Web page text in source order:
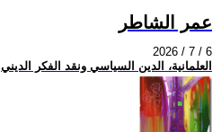
عمر الشاطر
2026 / 7 / 6
العلمانية، الدين السياسي ونقد الفكر الديني